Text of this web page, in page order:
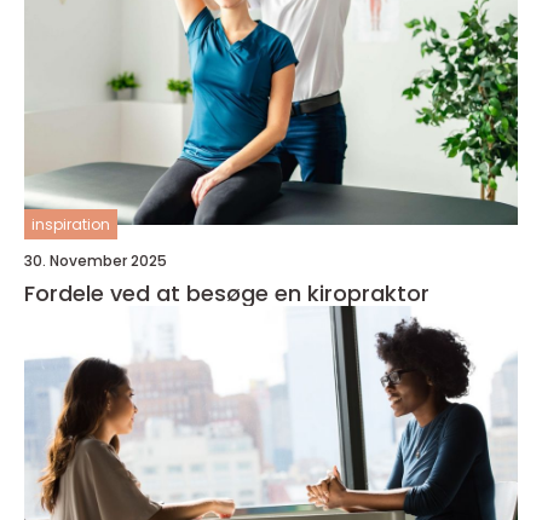
inspiration
30. November 2025
Fordele ved at besøge en kiropraktor